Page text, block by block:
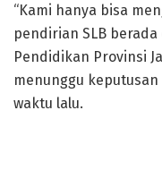
“Kami hanya bisa
pendirian SLB
Pendidikan Provinsi
menunggu
waktu lalu.